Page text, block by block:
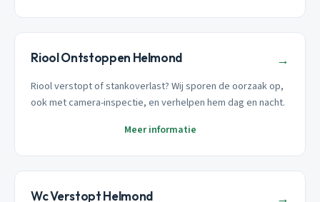
Riool Ontstoppen Helmond →
Riool verstopt of stankoverlast? Wij sporen de oorzaak op,
ook met camera-inspectie, en verhelpen hem dag en nacht.
Meer informatie
Wc Verstopt Helmond